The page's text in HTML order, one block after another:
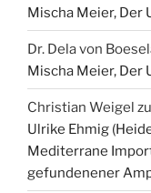
Mischa Meier, Der
Dr. Dela von
Mischa Meier, Der
Christian Weigel zu
Ulrike Ehmig
Mediterrane
gefundenener